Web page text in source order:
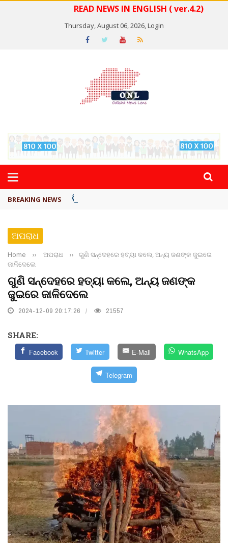
READ NEWS IN ENGLISH ( ver.4.2)
Thursday, August 06, 2026,Login
BREAKING NEWS ବିଏସ୍‌ପିର ବିଧାୟକ ଉମା ଶଙ୍କର ସିଂହଙ୍କ ...
ଅପରାଧ
Home ›› ଅପରାଧ ››
ଗୁଣି ସନ୍ଦେହରେ ହତ୍ୟା କଲେ, ଅନ୍ୟ ଜଣଙ୍କ ଜୁଇରେ
ଜାଳିଦେଲେ
ଗୁଣି ସନ୍ଦେହରେ ହତ୍ୟା କଲେ, ଅନ୍ୟ ଜଣଙ୍କ
ଜୁଇରେ ଜାଳିଦେଲେ
2024-12-09 20:17:26 21557
SHARE:
Facebook Twitter E-Mail WhatsApp
Telegram